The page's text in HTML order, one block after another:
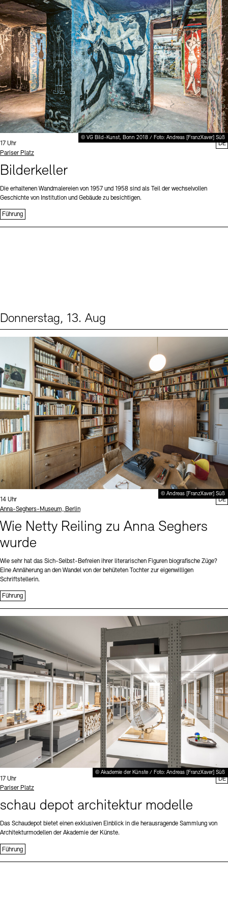
Stellenangebote Newsletter Presse
Nachhaltigkeit Kontakt
Digitale Sammlungen Exil-Archive
© VG Bild-Kunst, Bonn 2018 / Foto: Andreas [FranzXaver] Süß
Uhrzeit:
17 Uhr
Standort
Pariser Platz
Bilderkeller
Die erhaltenen Wandmalereien von 1957 und 1958 sind als Teil der wechselvollen
Geschichte von Institution und Gebäude zu besichtigen.
Führung
DE
Donnerstag, 13. Aug
© Andreas [FranzXaver] Süß
Uhrzeit:
14 Uhr
Standort
Anna-Seghers-Museum, Berlin
Wie Netty Reiling zu Anna Seghers
wurde
Wie sehr hat das Sich-Selbst-Befreien ihrer literarischen Figuren biografische Züge?
Eine Annäherung an den Wandel von der behüteten Tochter zur eigenwilligen
Schriftstellerin.
Führung
DE
© Akademie der Künste / Foto: Andreas [FranzXaver] Süß
Uhrzeit:
17 Uhr
Standort
Pariser Platz
schau depot architektur modelle
Das Schaudepot bietet einen exklusiven Einblick in die herausragende Sammlung von
Architekturmodellen der Akademie der Künste.
Führung
DE